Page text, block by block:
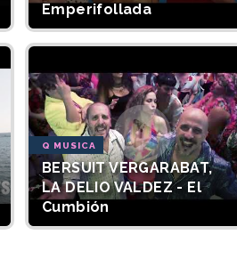
Emperifollada
Q MUSICA
BERSUIT VERGARABAT,
LA DELIO VALDEZ - El
Cumbión